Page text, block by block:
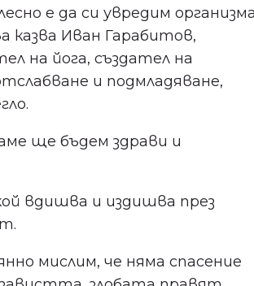
е да си увредим
казва Иван Гарабитов,
на йога, създател на
и подмладяване,
ще бъдем здрави и
вдишва и издишва през
мислим, че няма спасение